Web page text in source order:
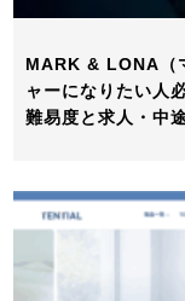
MARK & LONA（
ャーになりたい人
難易度と求人・中